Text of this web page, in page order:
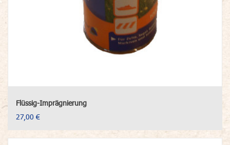
Flüssig-Imprägnierung
27,00 €